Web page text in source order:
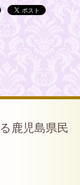
鹿児島県民